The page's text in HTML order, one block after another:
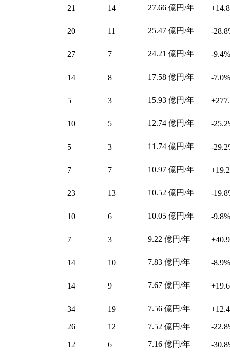
21 14 27.66 億円/年
20 11 25.47 億円/年 -
27 7 24.21 億円/年 -9.4%
14 8 17.58 億円/年 -7.0%
5 3 15.93 億円/年
10 5 12.74 億円/年 -
5 3 11.74 億円/年 -
7 7 10.97 億円/年
23 13 10.52 億円/年 -
10 6 10.05 億円/年 -9.8%
7 3 9.22 億円/年
14 10 7.83 億円/年 -8.9%
14 9 7.67 億円/年
34 19 7.56 億円/年
26 12 7.52 億円/年 -
12 6 7.16 億円/年 -